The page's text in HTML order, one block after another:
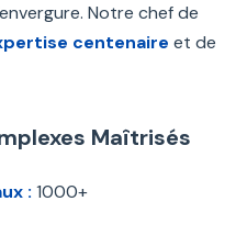
Notre chef de
centenaire et de
Maîtrisés
: 1000+